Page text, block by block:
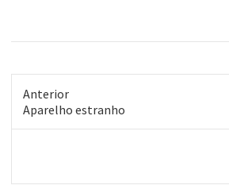
Anterior
Post
anterior:
Aparelho estranho
post: